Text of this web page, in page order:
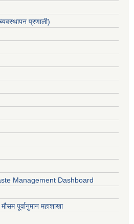
प्रणाली)
Management Dashboard
पूर्वानुमान महाशाखा